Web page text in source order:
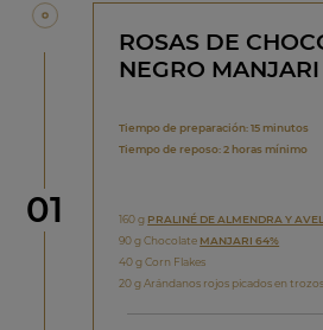
Paso
01
ROSAS DE
NEGRO
Tiempo de preparación: 15 minutos
Tiempo de reposo: 2 horas mínimo
160 g PRALINÉ DE ALMENDRA Y
90 g Chocolate MANJARI 64%
40 g Corn Flakes
20 g Arándanos rojos picados en